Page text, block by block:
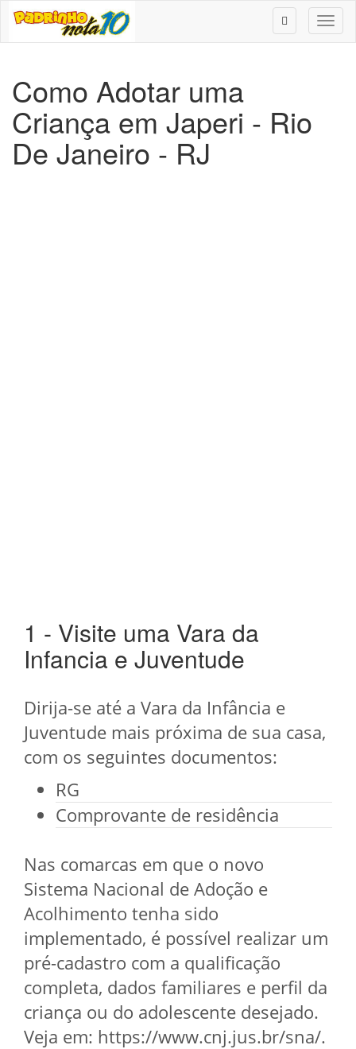
Como Adotar uma
Criança em Japeri - Rio
De Janeiro - RJ
1 - Visite uma Vara da
Infancia e Juventude
Dirija-se até a Vara da Infância e
Juventude mais próxima de sua casa,
com os seguintes documentos:
RG
Comprovante de residência
Nas comarcas em que o novo
Sistema Nacional de Adoção e
Acolhimento tenha sido
implementado, é possível realizar um
pré-cadastro com a qualificação
completa, dados familiares e perfil da
criança ou do adolescente desejado.
Veja em: https://www.cnj.jus.br/sna/.